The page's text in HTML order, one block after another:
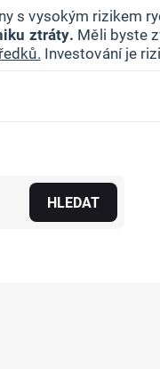
s vysokým rizikem
ztráty. Měli byste
Investování je
HLEDAT